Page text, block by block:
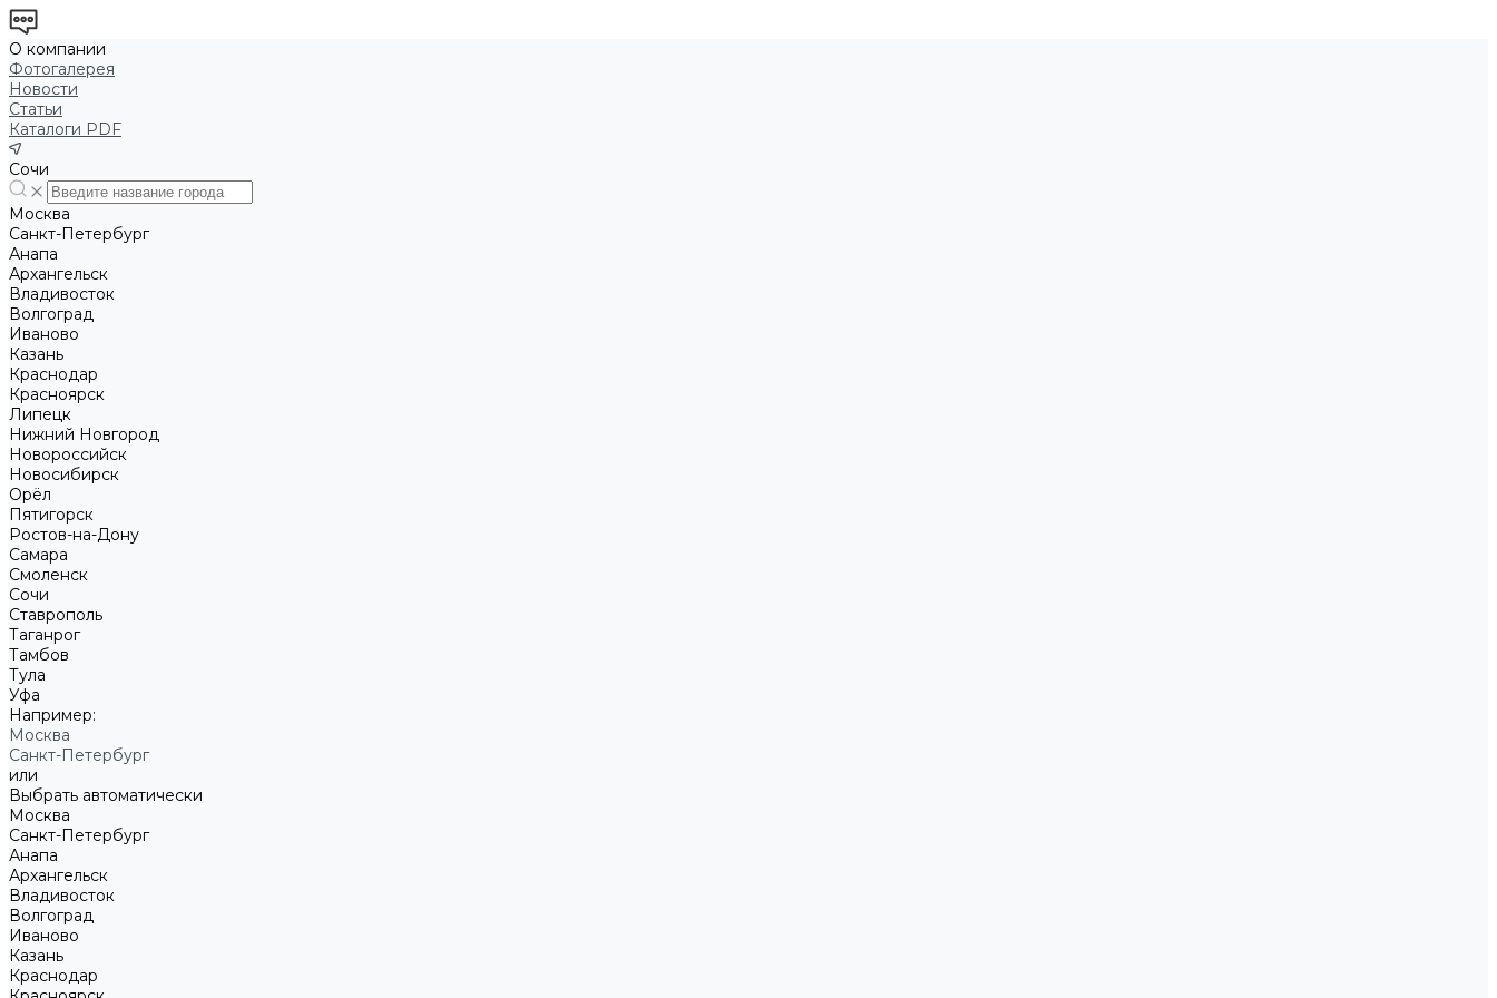
О компании
Фотогалерея
Новости
Статьи
Каталоги PDF
Сочи
Москва
Санкт-Петербург
Анапа
Архангельск
Владивосток
Волгоград
Иваново
Казань
Краснодар
Красноярск
Липецк
Нижний Новгород
Новороссийск
Новосибирск
Орёл
Пятигорск
Ростов-на-Дону
Самара
Смоленск
Сочи
Ставрополь
Таганрог
Тамбов
Тула
Уфа
Например:
Москва
Санкт-Петербург
или
Выбрать автоматически
Москва
Санкт-Петербург
Анапа
Архангельск
Владивосток
Волгоград
Иваново
Казань
Краснодар